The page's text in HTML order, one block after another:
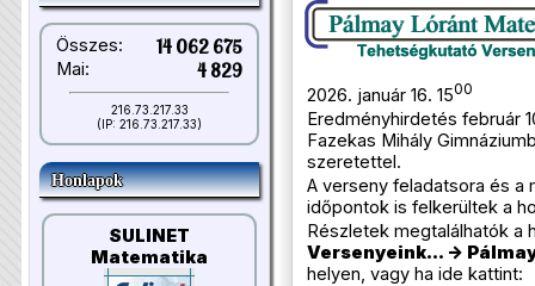
Összes: 14 062 675
Mai: 4 829
216.73.217.33
(IP: 216.73.217.33)
Honlapok
SULINET
Matematika
2026. január 16. 1500
Eredményhirdetés február
Fazekas Mihály
szeretettel.
A verseny feladatsora és a
időpontok is felkerültek a
Részletek megtalálhatók a
Versenyeink... ->
helyen, vagy ha ide kattint: